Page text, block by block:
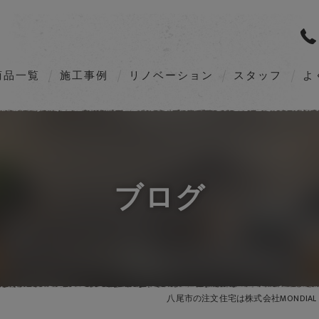
一覧
GALLERIA G2（Order home）
STYLE（Customize home）
施工事例 リノベーション スタッフ
ブログ
八尾市の注文住宅は株式会社MONDIAL